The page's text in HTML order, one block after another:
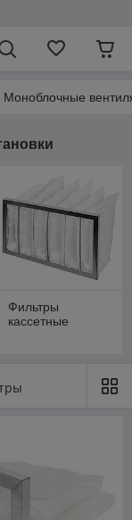
Моноблочные
Фильтры
кассетные